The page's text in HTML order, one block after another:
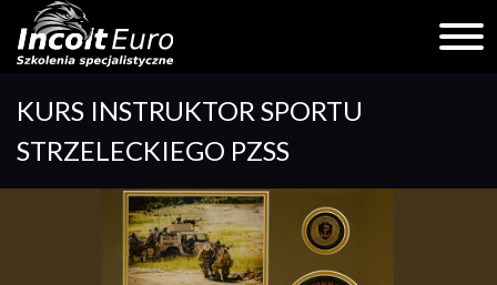
content
KURS INSTRUKTOR SPORTU
STRZELECKIEGO PZSS